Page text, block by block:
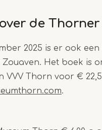
de
2025 is er ook
Het boek is
VVV Thorn voor €
.